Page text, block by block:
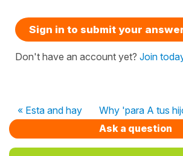
Sign in to submit your
Don't have an account yet? Join
« Esta and hay
Why 'para A tus
Ask a question